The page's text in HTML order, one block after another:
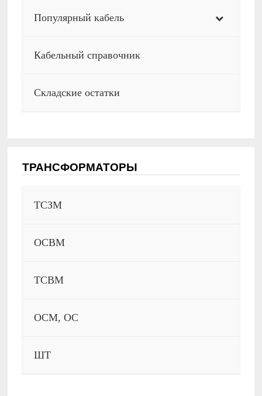
Популярный кабель
Кабельный справочник
Складские остатки
ТРАНСФОРМАТОРЫ
ТСЗМ
ОСВМ
ТСВМ
ОСМ, ОС
ШТ